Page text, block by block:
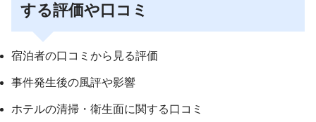
する評価や口コミ
宿泊者の口コミから見る評価
事件発生後の風評や影響
ホテルの清掃・衛生面に関する口コミ